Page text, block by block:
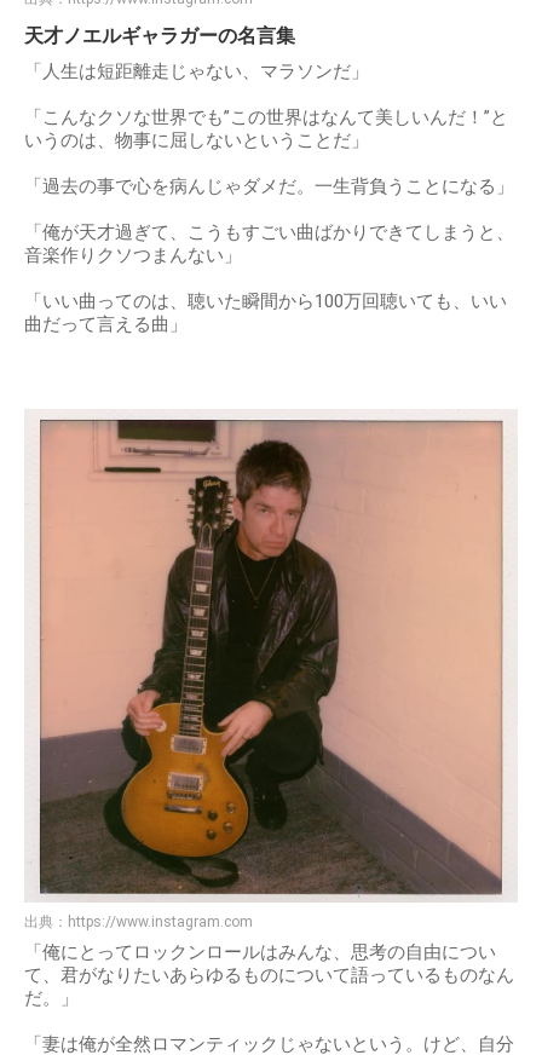
天才ノエルギャラガーの名言集
「人生は短距離走じゃない、マラソンだ」
「こんなクソな世界でも”この世界はなんて美しいんだ！”と
いうのは、物事に屈しないということだ」
「過去の事で心を病んじゃダメだ。一生背負うことになる」
「俺が天才過ぎて、こうもすごい曲ばかりできてしまうと、
音楽作りクソつまんない」
「いい曲ってのは、聴いた瞬間から100万回聴いても、いい
曲だって言える曲」
出典： https://www.instagram.com
「俺にとってロックンロールはみんな、思考の自由につい
て、君がなりたいあらゆるものについて語っているものなん
だ。」
「妻は俺が全然ロマンティックじゃないという。けど、自分